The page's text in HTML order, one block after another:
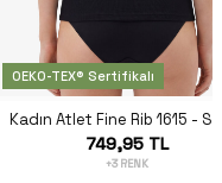
OEKO-TEX® Sertifikalı
Kadın Atlet Fine Rib 1615 -
749,95 TL
+3 RENK